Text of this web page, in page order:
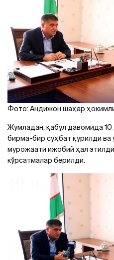
Фото: Андижон шаҳар
Жумладан, қабул давомида
бирма-бир суҳбат қурилди ва
мурожаати ижобий ҳал
кўрсатмалар берилди.